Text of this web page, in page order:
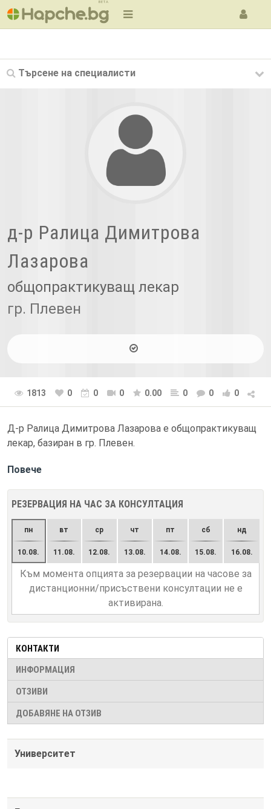
BETA
Търсене на специалисти
д-р Ралица Димитрова
Лазарова
общопрактикуващ лекар
гр. Плевен
1813 0 0 0 0.00 0 0 0
Д-р Ралица Димитрова Лазарова е общопрактикуващ
лекар, базиран в гр. Плевен.
Повече
РЕЗЕРВАЦИЯ НА ЧАС ЗА КОНСУЛТАЦИЯ
пн
10.08.
вт
11.08.
ср
12.08.
чт
13.08.
пт
14.08.
сб
15.08.
нд
16.08.
Към момента опцията за резервации на часове за
дистанционни/присъствени консултации не е
активирана.
КОНТАКТИ
ИНФОРМАЦИЯ
ОТЗИВИ
ДОБАВЯНЕ НА ОТЗИВ
Университет